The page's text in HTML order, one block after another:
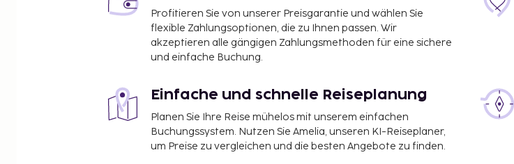
Sigtuna Fritidscenter – 12 km
Väsby Zentrum – 12 km
Schloss Steninge – 12,6 km
Sigtuna-Museum – 12,7 km
Die nächsten Flughäfen sind:
Flughafen Arlanda (ARN) – 6,5 km
Flughafen Bromma (BMA) – 33,4 km
Der am günstigsten gelegene Flughafen für Quality Hotel Arlanda XPO ist:
Profitieren Sie von unserer Preisgarantie und wählen Sie
flexible Zahlungsoptionen, die zu Ihnen passen. Wir
akzeptieren alle gängigen Zahlungsmethoden für eine sichere
und einfache Buchung.
Einfache und schnelle Reiseplanung
Planen Sie Ihre Reise mühelos mit unserem einfachen
Buchungssystem. Nutzen Sie Amelia, unseren KI-Reiseplaner,
um Preise zu vergleichen und die besten Angebote zu finden.